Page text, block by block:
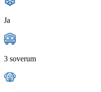
Ja
3 soverum